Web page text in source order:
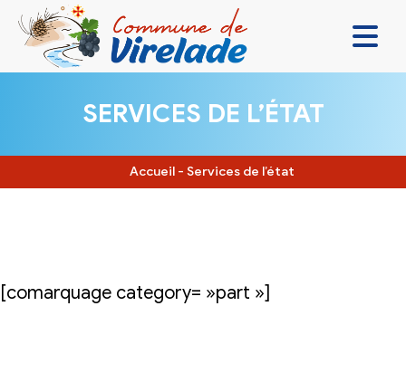
VIVRE ENSEMBLE
SE DIVERTIR
SERVICES DE L’ÉTAT
Accueil - Services de l’état
[comarquage category= »part »]